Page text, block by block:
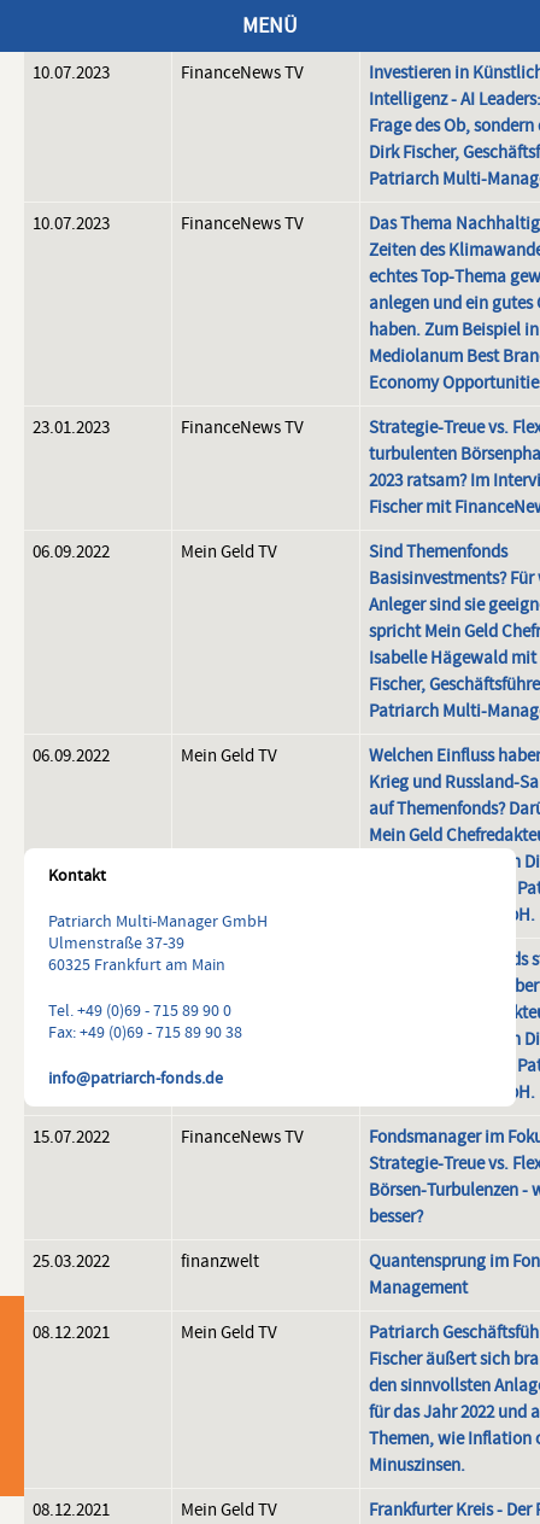
MENÜ
Dachfonds
PATRIARCH SELECT ERTRAG
Pressestimmen und Videos
10.07.2023
FinanceNews TV
Investieren in
Intelligenz - AI
Frage des Ob, sondern
Dirk Fischer,
Patriarch Multi-
10.07.2023
FinanceNews TV
Das Thema
Zeiten des
echtes Top-Thema
anlegen und ein gutes
haben. Zum Beispiel
Mediolanum Best
Economy
23.01.2023
FinanceNews TV
Strategie-Treue vs.
turbulenten
2023 ratsam? Im
Fischer mit
06.09.2022
Mein Geld TV
Sind Themenfonds
Basisinvestments?
Anleger sind sie
spricht Mein Geld
Isabelle Hägewald
Fischer,
Patriarch Multi-
06.09.2022
Mein Geld TV
Welchen Einfluss
Krieg und Russland-
auf Themenfonds?
Mein Geld
Hägewald mit Herrn
Geschäftsführer der
Multi-Manager GmbH.
06.09.2022
Mein Geld TV
Welche Themenfonds
Zeit im Fokus?
Mein Geld
Hägewald mit Herrn
Geschäftsführer der
Multi-Manager GmbH.
15.07.2022
FinanceNews TV
Fondsmanager im
Strategie-Treue vs.
Börsen-Turbulenzen -
besser?
25.03.2022
finanzwelt
Quantensprung im
Management
08.12.2021
Mein Geld TV
Patriarch
Fischer äußert sich
den sinnvollsten
für das Jahr 2022 und
Themen, wie Inflation
Minuszinsen.
08.12.2021
Mein Geld TV
Frankfurter Kreis - Der
Kontakt
Patriarch Multi-Manager GmbH
Ulmenstraße 37-39
60325 Frankfurt am Main
Tel. +49 (0)69 - 715 89 90 0
Fax: +49 (0)69 - 715 89 90 38
info@patriarch-fonds.de
© 2026 Patriarch Multi-Manager GmbH